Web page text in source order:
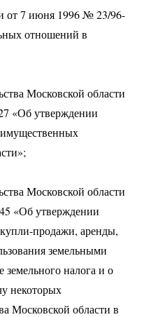
от 7 июня 1996 № 23/96-
отношений в
Московской области
«Об утверждении
Московской области
«Об утверждении
продажи, аренды,
земельными
земельного налога и о
некоторых
Московской области в